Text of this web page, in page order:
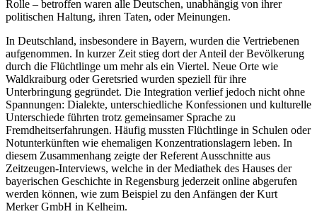
Rolle – betroffen waren alle Deutschen, unabhängig von ihrer
politischen Haltung, ihren Taten, oder Meinungen.
In Deutschland, insbesondere in Bayern, wurden die Vertriebenen
aufgenommen. In kurzer Zeit stieg dort der Anteil der Bevölkerung
durch die Flüchtlinge um mehr als ein Viertel. Neue Orte wie
Waldkraiburg oder Geretsried wurden speziell für ihre
Unterbringung gegründet. Die Integration verlief jedoch nicht ohne
Spannungen: Dialekte, unterschiedliche Konfessionen und kulturelle
Unterschiede führten trotz gemeinsamer Sprache zu
Fremdheitserfahrungen. Häufig mussten Flüchtlinge in Schulen oder
Notunterkünften wie ehemaligen Konzentrationslagern leben. In
diesem Zusammenhang zeigte der Referent Ausschnitte aus
Zeitzeugen-Interviews, welche in der Mediathek des Hauses der
bayerischen Geschichte in Regensburg jederzeit online abgerufen
werden können, wie zum Beispiel zu den Anfängen der Kurt
Merker GmbH in Kelheim.